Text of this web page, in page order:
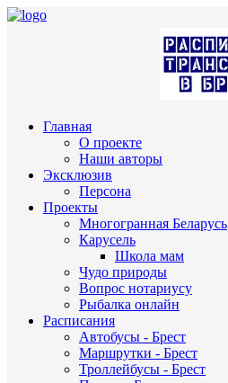
Главная
О проекте
Наши авторы
Эксклюзив
Персона
Проекты
Многогранная Беларусь
Карусель
Школа мам
Чудо природы
Вопрос нотариусу
Рыбалка онлайн
Расписания
Автобусы - Брест
Маршрутки - Брест
Троллейбусы - Брест